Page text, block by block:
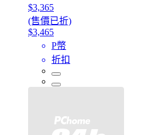
$3,365
(售價已折)
$3,465
P幣
折扣